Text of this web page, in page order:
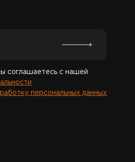
соглашаетесь с нашей
персональных данных